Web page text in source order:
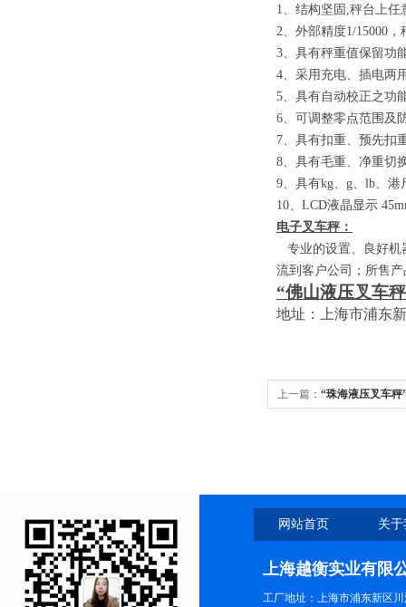
1、结构坚固 ,秤台上任
2、外部精度1/15000
3、具有秤重值保留功
4、采用充电、插电两
5、具有自动校正之功
6、可调整零点范围及
7、具有扣重、预先扣
8、具有毛重、净重切
9、具有kg、 g、 lb、港
10、 LCD液晶显示
电子叉车秤：
专业的设置、良好机
流到客户公司；所售
“佛山液压叉车
地址：上海市浦东
上一篇： “珠海液压叉车秤
网站首页 关
上海越衡实业有限
工厂地址：上海市浦东新区川